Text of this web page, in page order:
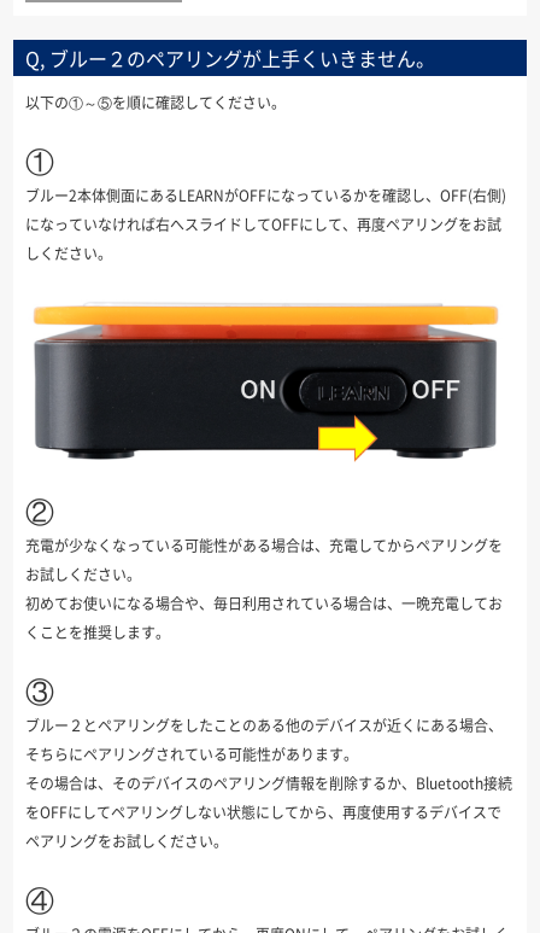
Q, ブルー２のペアリングが上手くいきません。
以下の①～⑤を順に確認してください。
①
ブルー2本体側面にあるLEARNがOFFになっているかを確認し、OFF(右側)
になっていなければ右へスライドしてOFFにして、再度ペアリングをお試
しください。
②
充電が少なくなっている可能性がある場合は、充電してからペアリングを
お試しください。
初めてお使いになる場合や、毎日利用されている場合は、一晩充電してお
くことを推奨します。
③
ブルー２とペアリングをしたことのある他のデバイスが近くにある場合、
そちらにペアリングされている可能性があります。
その場合は、そのデバイスのペアリング情報を削除するか、Bluetooth接続
をOFFにしてペアリングしない状態にしてから、再度使用するデバイスで
ペアリングをお試しください。
④